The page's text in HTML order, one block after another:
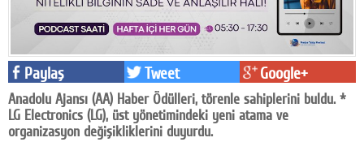
Teknoloji
Dünya
Pr
Paylaş Tweet Google+
Anadolu Ajansı (AA) Haber Ödülleri, törenle sahiplerini buldu. *
LG Electronics (LG), üst yönetimindeki yeni atama ve
organizasyon değişikliklerini duyurdu.